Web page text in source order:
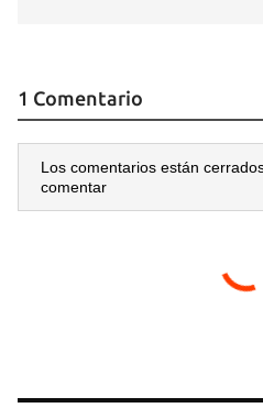
1 Comentario
Los comentarios están
comentar